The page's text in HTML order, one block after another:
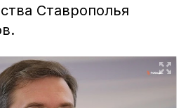
Ставрополья